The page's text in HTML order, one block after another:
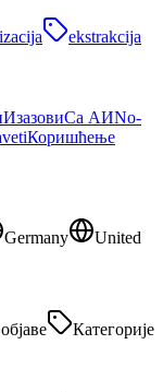
ekstrakcija
ИзазовиСа АИNo-
Коришћење
Germany
United
Категорије